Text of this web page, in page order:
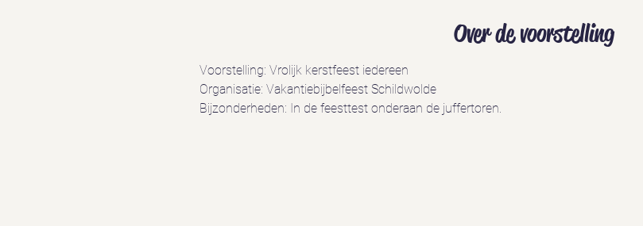
Over de voorstelling
Voorstelling: Vrolijk kerstfeest iedereen
Organisatie: Vakantiebijbelfeest Schildwolde
Bijzonderheden: In de feesttest onderaan de juffertoren.